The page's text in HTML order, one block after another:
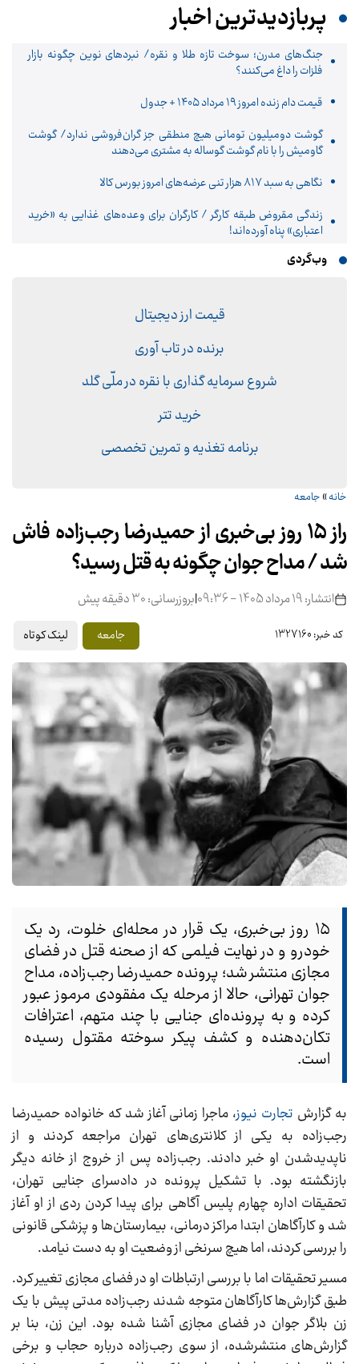
پربازدیدترین اخبار
جنگ‌های مدرن؛ سوخت تازه طلا و نقره/ نبردهای نوین چگونه بازار
فلزات را داغ می‌کنند؟
قیمت دام زنده امروز ۱۹ مرداد ۱۴۰۵ + جدول
گوشت دومیلیون تومانی هیچ منطقی جز گران‌فروشی ندارد/ گوشت
گاومیش را با نام گوشت گوساله به مشتری می‌دهند
نگاهی به سبد ۸۱۷ هزار تنی عرضه‌های امروز بورس کالا
زندگی مقروض طبقه کارگر / کارگران برای وعده‌های غذایی به «خرید
اعتباری» پناه آورده‌اند!
وب‌گردی
قیمت ارز دیجیتال
برنده در تاب آوری
شروع سرمایه گذاری با نقره در ملّی گلد
خرید تتر
برنامه تغذیه و تمرین تخصصی